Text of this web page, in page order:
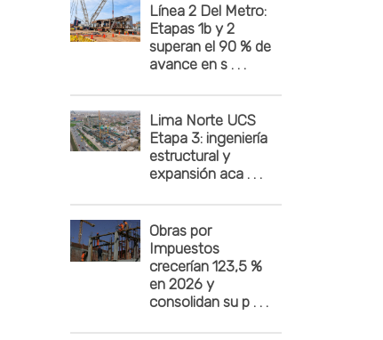
Línea 2 Del Metro:
Etapas 1b y 2
superan el 90 % de
avance en s . . .
Lima Norte UCS
Etapa 3: ingeniería
estructural y
expansión aca . . .
Obras por
Impuestos
crecerían 123,5 %
en 2026 y
consolidan su p . . .